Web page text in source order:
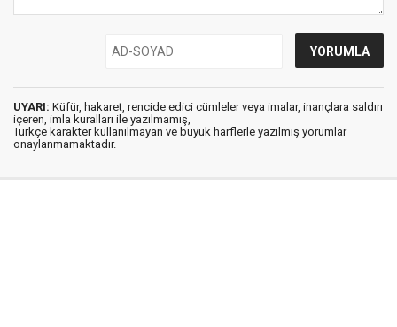
UYARI: Küfür, hakaret, rencide edici cümleler veya imalar, inançlara saldırı
içeren, imla kuralları ile yazılmamış,
Türkçe karakter kullanılmayan ve büyük harflerle yazılmış yorumlar
onaylanmamaktadır.